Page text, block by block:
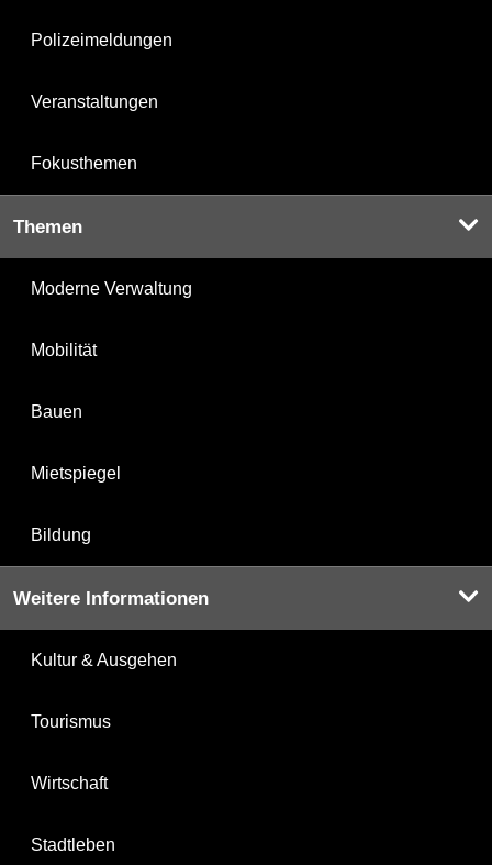
Polizeimeldungen
Veranstaltungen
Fokusthemen
Themen
Moderne Verwaltung
Mobilität
Bauen
Mietspiegel
Bildung
Weitere Informationen
Kultur & Ausgehen
Tourismus
Wirtschaft
Stadtleben